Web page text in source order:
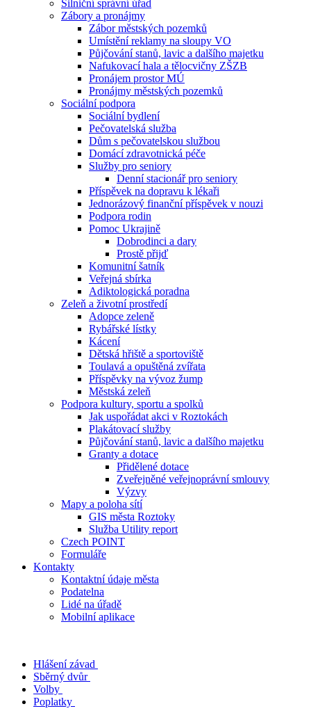
Silniční správní úřad
Zábory a pronájmy
Zábor městských pozemků
Umístění reklamy na sloupy VO
Půjčování stanů, lavic a dalšího majetku
Nafukovací hala a tělocvičny ZŠZB
Pronájem prostor MÚ
Pronájmy městských pozemků
Sociální podpora
Sociální bydlení
Pečovatelská služba
Dům s pečovatelskou službou
Domácí zdravotnická péče
Služby pro seniory
Denní stacionář pro seniory
Příspěvek na dopravu k lékaři
Jednorázový finanční příspěvek v nouzi
Podpora rodin
Pomoc Ukrajině
Dobrodinci a dary
Prostě přijď
Komunitní šatník
Veřejná sbírka
Adiktologická poradna
Zeleň a životní prostředí
Adopce zeleně
Rybářské lístky
Kácení
Dětská hřiště a sportoviště
Toulavá a opuštěná zvířata
Příspěvky na vývoz žump
Městská zeleň
Podpora kultury, sportu a spolků
Jak uspořádat akci v Roztokách
Plakátovací služby
Půjčování stanů, lavic a dalšího majetku
Granty a dotace
Přidělené dotace
Zveřejněné veřejnoprávní smlouvy
Výzvy
Mapy a poloha sítí
GIS města Roztoky
Služba Utility report
Czech POINT
Formuláře
Kontakty
Kontaktní údaje města
Podatelna
Lidé na úřadě
Mobilní aplikace
Hlášení závad
Sběrný dvůr
Volby
Poplatky